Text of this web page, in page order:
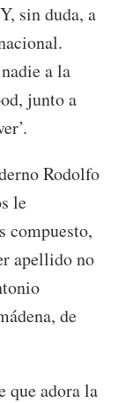
sin duda, a
a la
junto a
Rodolfo
le
compuesto,
apellido no
de
que adora la